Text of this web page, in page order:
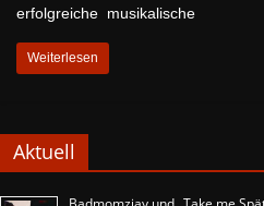
erfolgreiche musikalische
Weiterlesen
Aktuell